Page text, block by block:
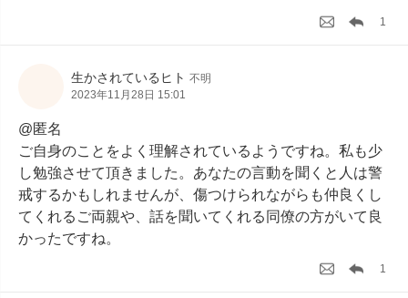
1
生かされているヒト 不明
2023年11月28日 15:01
@匿名
ご自身のことをよく理解されているようですね。私も少
し勉強させて頂きました。あなたの言動を聞くと人は警
戒するかもしれませんが、傷つけられながらも仲良くし
てくれるご両親や、話を聞いてくれる同僚の方がいて良
かったですね。
1